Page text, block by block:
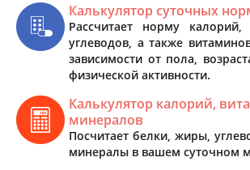
Калькулятор суточных
Рассчитает норму
углеводов, а также
зависимости от пола,
физической активности.
Калькулятор калорий,
минералов
Посчитает белки, жиры,
минералы в вашем суточном